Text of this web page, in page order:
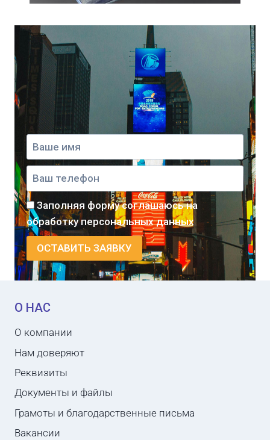
Заполняя форму соглашаюсь на
обработку персональных данных
О НАС
О компании
Нам доверяют
Реквизиты
Документы и файлы
Грамоты и благодарственные письма
Вакансии